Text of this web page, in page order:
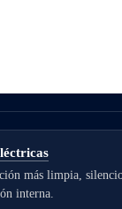
más limpia,
interna.